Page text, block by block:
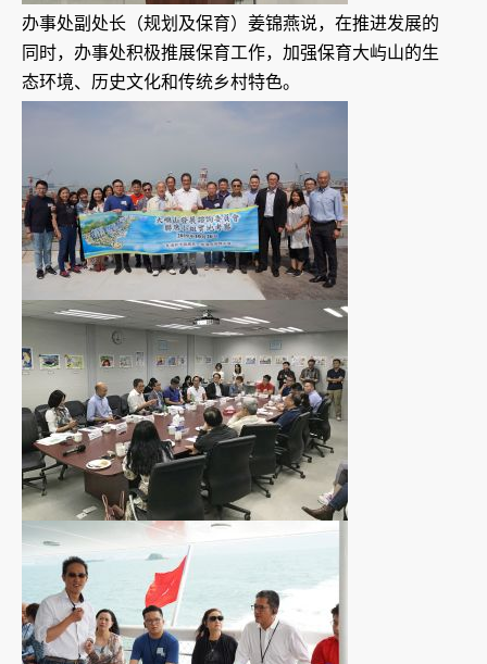
办事处副处长（规划及保育）姜锦燕说，在推进发展的
同时，办事处积极推展保育工作，加强保育大屿山的生
态环境、历史文化和传统乡村特色。